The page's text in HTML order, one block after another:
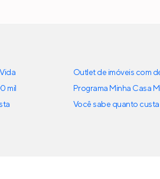
mil
Outlet de imóveis com
Programa Minha Casa
Você sabe quanto